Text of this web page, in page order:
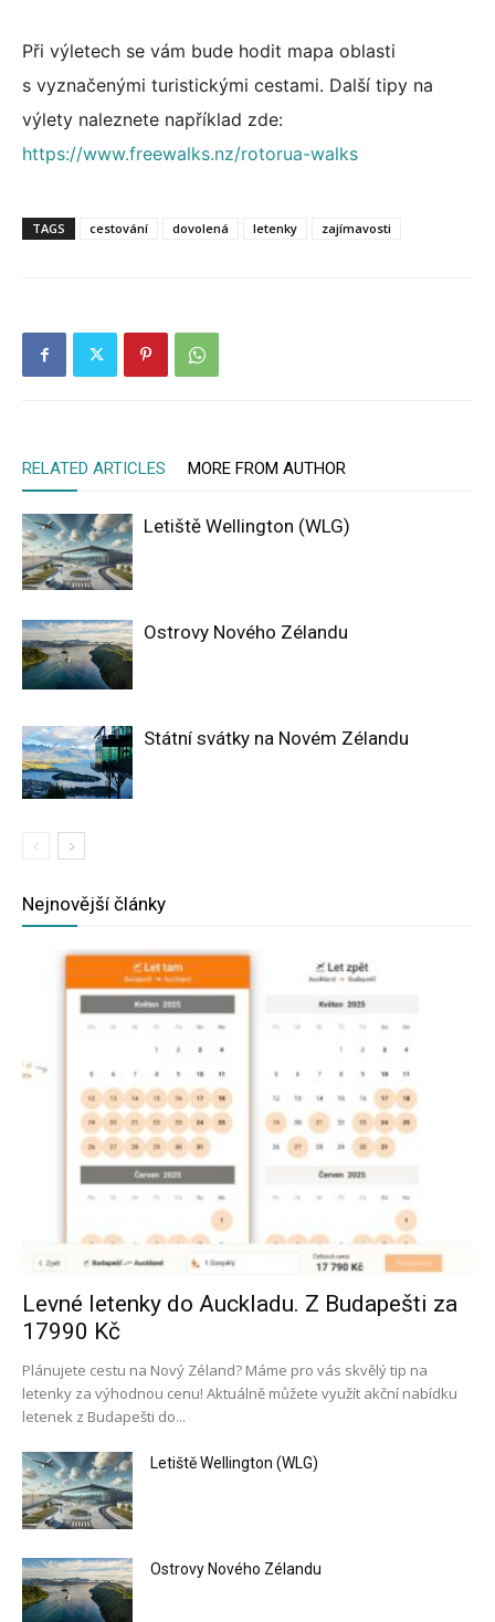
Při výletech se vám bude hodit mapa oblasti
s vyznačenými turistickými cestami. Další tipy na
výlety naleznete například zde:
https://www.freewalks.nz/rotorua-walks
TAGS cestování dovolená letenky zajímavosti
RELATED ARTICLES MORE FROM AUTHOR
Letiště Wellington (WLG)
Ostrovy Nového Zélandu
Státní svátky na Novém Zélandu
Nejnovější články
Levné letenky do Auckladu. Z Budapešti za
17990 Kč
Plánujete cestu na Nový Zéland? Máme pro vás skvělý tip na
letenky za výhodnou cenu! Aktuálně můžete využít akční nabídku
letenek z Budapešti do...
Letiště Wellington (WLG)
Ostrovy Nového Zélandu